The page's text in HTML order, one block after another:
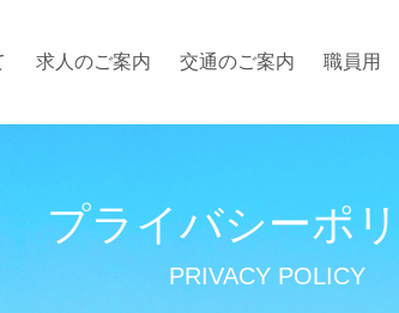
求人のご案内 交通のご案内 職員用
プライバシーポ